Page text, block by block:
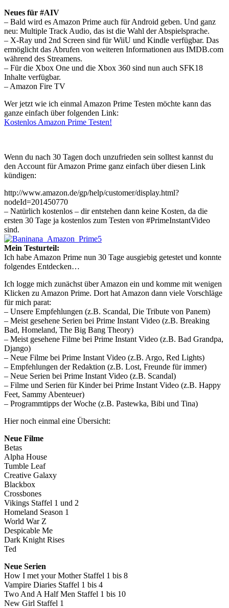
Neues für #AIV
– Bald wird es Amazon Prime auch für Android geben. Und ganz
neu: Multiple Track Audio, das ist die Wahl der Abspielsprache.
– X-Ray und 2nd Screen sind für WiiU und Kindle verfügbar. Das
ermöglicht das Abrufen von weiteren Informationen aus IMDB.com
während des Streamens.
– Für die Xbox One und die Xbox 360 sind nun auch SFK18
Inhalte verfügbar.
– Amazon Fire TV
Wer jetzt wie ich einmal Amazon Prime Testen möchte kann das
ganze einfach über folgenden Link:
Kostenlos Amazon Prime Testen!
Wenn du nach 30 Tagen doch unzufrieden sein solltest kannst du
den Account für Amazon Prime ganz einfach über diesen Link
kündigen:
http://www.amazon.de/gp/help/customer/display.html?
nodeId=201450770
– Natürlich kostenlos – dir entstehen dann keine Kosten, da die
ersten 30 Tage ja kostenlos zum Testen von #PrimeInstantVideo
sind.
Mein Testurteil:
Ich habe Amazon Prime nun 30 Tage ausgiebig getestet und konnte
folgendes Entdecken…
Ich logge mich zunächst über Amazon ein und komme mit wenigen
Klicken zu Amazon Prime. Dort hat Amazon dann viele Vorschläge
für mich parat:
– Unsere Empfehlungen (z.B. Scandal, Die Tribute von Panem)
– Meist gesehene Serien bei Prime Instant Video (z.B. Breaking
Bad, Homeland, The Big Bang Theory)
– Meist gesehene Filme bei Prime Instant Video (z.B. Bad Grandpa,
Django)
– Neue Filme bei Prime Instant Video (z.B. Argo, Red Lights)
– Empfehlungen der Redaktion (z.B. Lost, Freunde für immer)
– Neue Serien bei Prime Instant Video (z.B. Scandal)
– Filme und Serien für Kinder bei Prime Instant Video (z.B. Happy
Feet, Sammy Abenteuer)
– Programmtipps der Woche (z.B. Pastewka, Bibi und Tina)
Hier noch einmal eine Übersicht:
Neue Filme
Betas
Alpha House
Tumble Leaf
Creative Galaxy
Blackbox
Crossbones
Vikings Staffel 1 und 2
Homeland Season 1
World War Z
Despicable Me
Dark Knight Rises
Ted
Neue Serien
How I met your Mother Staffel 1 bis 8
Vampire Diaries Staffel 1 bis 4
Two And A Half Men Staffel 1 bis 10
New Girl Staffel 1